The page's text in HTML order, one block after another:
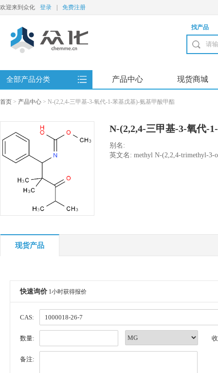
欢迎来到众化 登录 免费注册
找产品
全部产品分类 产品中心 现货商城
首页 > 产品中心 > N-(2,2,4-三甲基-3-氧代-1-苯基戊基)-氨基甲酸甲酯
N-(2,2,4-三甲基-3-氧代-
别名:
英文名: methyl N-(2,2,4-trimethyl-3-
现货产品
快速询价 1小时获得报价
CAS:
数量:
备注: